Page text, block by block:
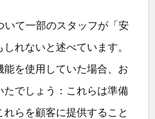
いて一部のスタッフが「安
れないと述べています。
能を使用していた場合、お
たでしょう：これらは準備
らを顧客に提供すること